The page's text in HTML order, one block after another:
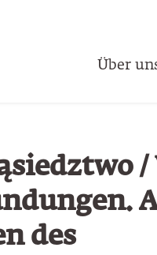
Über
/
des